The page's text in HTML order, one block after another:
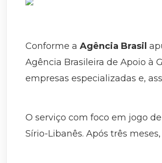
Conforme a Agência Brasil
Agência Brasileira de Apoio à
empresas especializadas e,
O serviço com foco em jogo
Sírio-Libanês. Após três